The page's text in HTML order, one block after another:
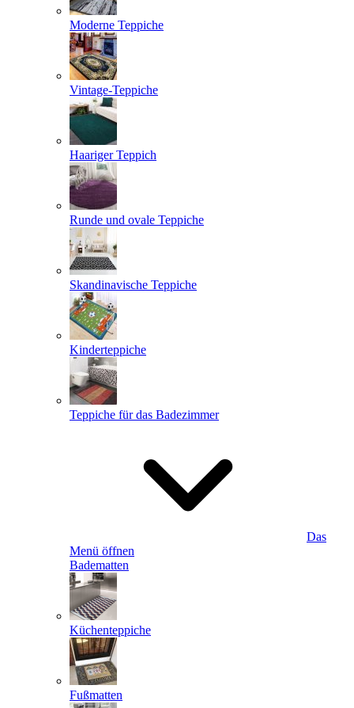
Moderne Teppiche
Vintage-Teppiche
Haariger Teppich
Runde und ovale Teppiche
Skandinavische Teppiche
Kinderteppiche
Teppiche für das Badezimmer
Das
Menü öffnen
Badematten
Küchenteppiche
Fußmatten